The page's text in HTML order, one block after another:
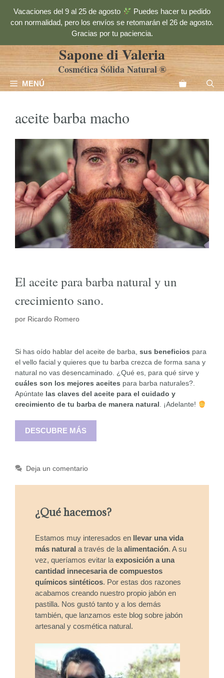
contenido
Vacaciones del 9 al 25 de agosto
Puedes hacer tu pedido
con normalidad, pero los envíos se retomarán el 26 de agosto.
Gracias por tu paciencia.
Sapone di Valeria
Cosmética Sólida Natural ®
MENÚ
aceite barba macho
El aceite para barba natural y un
crecimiento sano.
por Ricardo Romero
Si has oído hablar del aceite de barba, sus beneficios para
el vello facial y quieres que tu barba crezca de forma sana y
natural no vas desencaminado. ¿Qué es, para qué sirve y
cuáles son los mejores aceites para barba naturales?.
Apúntate las claves del aceite para el cuidado y
crecimiento de tu barba de manera natural. ¡Adelante!
DESCUBRE MÁS
Deja un comentario
¿Qué hacemos?
Estamos muy interesados en llevar una vida
más natural a través de la alimentación. A su
vez, queríamos evitar la exposición a una
cantidad innecesaria de compuestos
químicos sintéticos. Por estas dos razones
acabamos creando nuestro propio jabón en
pastilla. Nos gustó tanto y a los demás
también, que lanzamos este blog sobre jabón
artesanal y cosmética natural.